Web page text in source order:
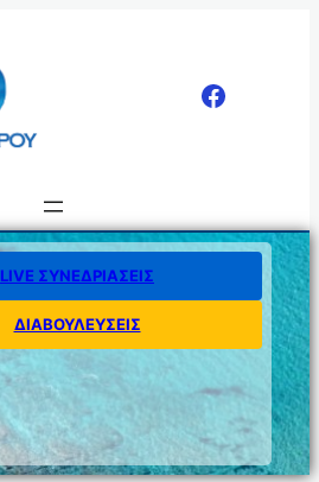
LIVE ΣΥΝΕΔΡΙΑΣΕΙΣ
ΔΙΑΒΟΥΛΕΥΣΕΙΣ